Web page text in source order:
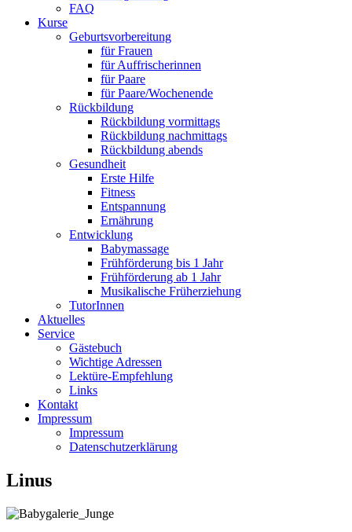
FAQ
Kurse
Geburtsvorbereitung
für Frauen
für Auffrischerinnen
für Paare
für Paare/Wochenende
Rückbildung
Rückbildung vormittags
Rückbildung nachmittags
Rückbildung abends
Gesundheit
Erste Hilfe
Fitness
Entspannung
Ernährung
Entwicklung
Babymassage
Frühförderung bis 1 Jahr
Frühförderung ab 1 Jahr
Musikalische Früherziehung
TutorInnen
Aktuelles
Service
Gästebuch
Wichtige Adressen
Lektüre-Empfehlung
Links
Kontakt
Impressum
Impressum
Datenschutzerklärung
Linus